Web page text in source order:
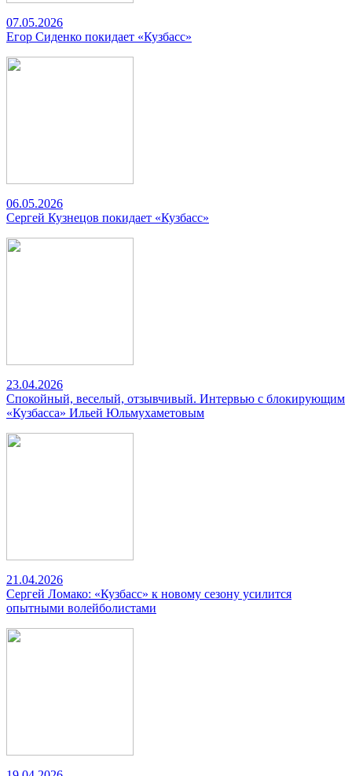
07.05.2026
Егор Сиденко покидает «Кузбасс»
06.05.2026
Сергей Кузнецов покидает «Кузбасс»
23.04.2026
Спокойный, веселый, отзывчивый. Интервью с блокирующим
«Кузбасса» Ильей Юльмухаметовым
21.04.2026
Сергей Ломако: «Кузбасс» к новому сезону усилится
опытными волейболистами